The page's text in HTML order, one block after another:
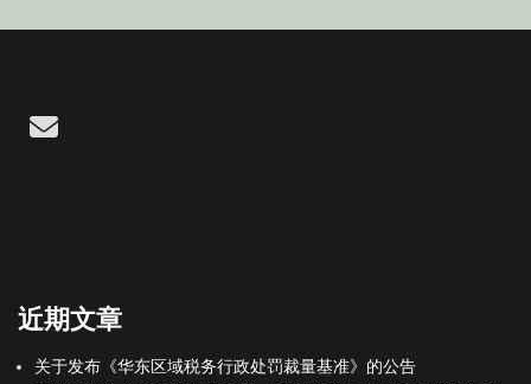
Email
近期文章
关于发布《华东区域税务行政处罚裁量基准》的公告